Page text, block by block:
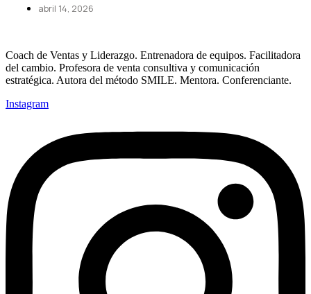
abril 14, 2026
Coach de Ventas y Liderazgo. Entrenadora de equipos. Facilitadora
del cambio. Profesora de venta consultiva y comunicación
estratégica. Autora del método SMILE. Mentora. Conferenciante.
Instagram